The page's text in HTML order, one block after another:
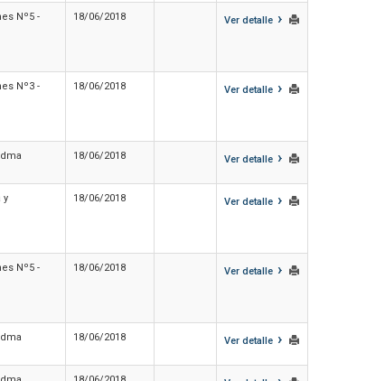
Nº5 -
18/06/2018 Ver detalle ›
Nº3 -
18/06/2018 Ver detalle ›
18/06/2018 Ver detalle ›
y
18/06/2018 Ver detalle ›
Nº5 -
18/06/2018 Ver detalle ›
18/06/2018 Ver detalle ›